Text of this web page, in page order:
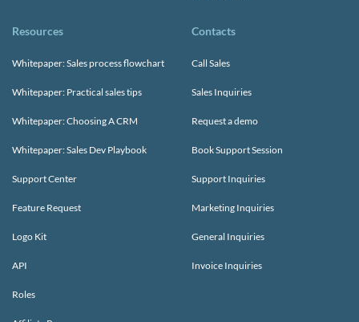
Resources
Whitepaper: Sales process flowchart
Whitepaper: Practical sales tips
Whitepaper: Choosing A CRM
Whitepaper: Sales Dev Playbook
Support Center
Feature Request
Logo Kit
API
Roles
Contacts
Call Sales
Sales Inquiries
Request a demo
Book Support Session
Support Inquiries
Marketing Inquiries
General Inquiries
Invoice Inquiries